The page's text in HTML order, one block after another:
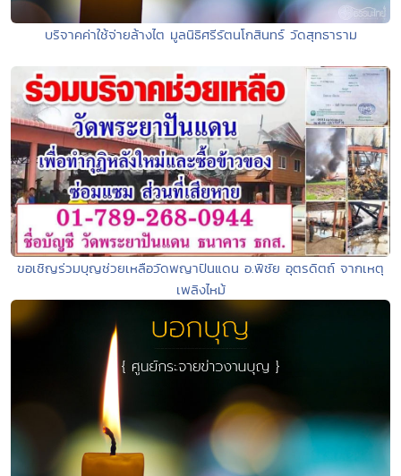
บริจาคค่าใช้จ่ายล้างไต มูลนิธิศรีรัตนโกสินทร์ วัดสุทธาราม
ขอเชิญร่วมบุญช่วยเหลือวัดพญาปันแดน อ.พิชัย อุตรดิตถ์ จากเหตุ
เพลิงไหม้